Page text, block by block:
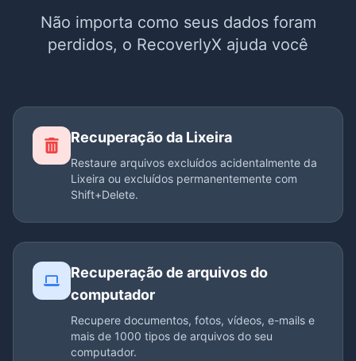
Não importa como seus dados foram
perdidos, o RecoverlyX ajuda você
Recuperação da Lixeira
Restaure arquivos excluídos acidentalmente da
Lixeira ou excluídos permanentemente com
Shift+Delete.
Recuperação de arquivos do
computador
Recupere documentos, fotos, vídeos, e-mails e
mais de 1000 tipos de arquivos do seu
computador.